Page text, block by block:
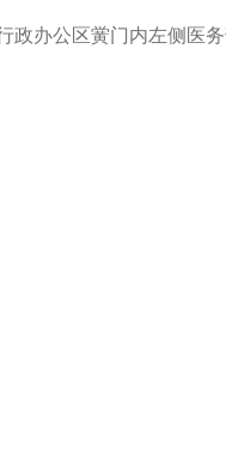
政办公区黉门内左侧医